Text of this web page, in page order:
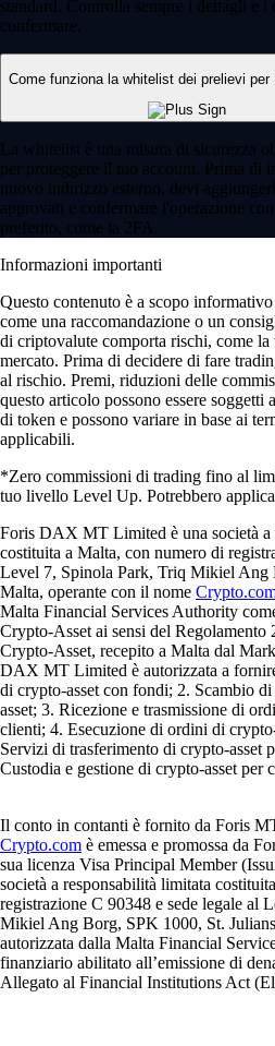
standard. Controlla sempre i dettagli e
confermare.
Come funziona la whitelist dei prelievi per
La whitelist è una misura di sicurezza
per proteggere il tuo account. Prima di
nuovo indirizzo esterno, devi
approvati e confermare l'operazione
preferito, come la 2FA.
Informazioni importanti
Questo contenuto è a scopo
come una raccomandazione o un
di criptovalute comporta rischi, come
mercato. Prima di decidere di fare
al rischio. Premi, riduzioni delle
questo articolo possono essere soggetti
di token e possono variare in base ai
applicabili.
*Zero commissioni di trading fino al
tuo livello Level Up. Potrebbero
Foris DAX MT Limited è una società a
costituita a Malta, con numero di
Level 7, Spinola Park, Triq Mikiel Ang
Malta, operante con il nome
Malta Financial Services Authority
Crypto-Asset ai sensi del Regolamento
Crypto-Asset, recepito a Malta dal
DAX MT Limited è autorizzata a
di crypto-asset con fondi; 2. Scambio
asset; 3. Ricezione e trasmissione di
clienti; 4. Esecuzione di ordini di
Servizi di trasferimento di crypto-asset
Custodia e gestione di crypto-asset per
Il conto in contanti è fornito da Foris
Crypto.com è emessa e promossa da
sua licenza Visa Principal Member
società a responsabilità limitata
registrazione C 90348 e sede legale al
Mikiel Ang Borg, SPK 1000, St.
autorizzata dalla Malta Financial
finanziario abilitato all’emissione di
Allegato al Financial Institutions Act